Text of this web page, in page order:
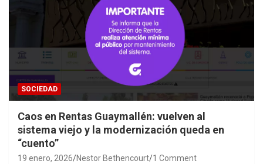
SOCIEDAD
Caos en Rentas Guaymallén: vuelven al
sistema viejo y la modernización queda en
“cuento”
19 enero, 2026 Nestor Bethencourt 1 Comment